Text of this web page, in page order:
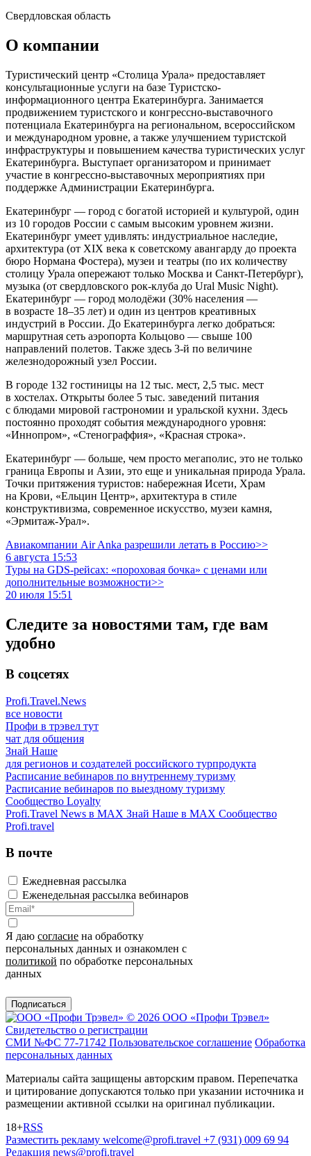
Свердловская область
О компании
Туристический центр «Столица Урала» предоставляет
консультационные услуги на базе Туристско-
информационного центра Екатеринбурга. Занимается
продвижением туристского и конгрессно-выставочного
потенциала Екатеринбурга на региональном, всероссийском
и международном уровне, а также улучшением туристской
инфраструктуры и повышением качества туристических услуг
Екатеринбурга. Выступает организатором и принимает
участие в конгрессно-выставочных мероприятиях при
поддержке Администрации Екатеринбурга.
Екатеринбург — город с богатой историей и культурой, один
из 10 городов России с самым высоким уровнем жизни.
Екатеринбург умеет удивлять: индустриальное наследие,
архитектура (от XIX века к советскому авангарду до проекта
бюро Нормана Фостера), музеи и театры (по их количеству
столицу Урала опережают только Москва и Санкт-Петербург),
музыка (от свердловского рок-клуба до Ural Music Night).
Екатеринбург — город молодёжи (30% населения —
в возрасте 18–35 лет) и один из центров креативных
индустрий в России. До Екатеринбурга легко добраться:
маршрутная сеть аэропорта Кольцово — свыше 100
направлений полетов. Также здесь 3-й по величине
железнодорожный узел России.
В городе 132 гостиницы на 12 тыс. мест, 2,5 тыс. мест
в хостелах. Открыты более 5 тыс. заведений питания
с блюдами мировой гастрономии и уральской кухни. Здесь
постоянно проходят события международного уровня:
«Иннопром», «Стенограффия», «Красная строка».
Екатеринбург — больше, чем просто мегаполис, это не только
граница Европы и Азии, это еще и уникальная природа Урала.
Точки притяжения туристов: набережная Исети, Храм
на Крови, «Ельцин Центр», архитектура в стиле
конструктивизма, современное искусство, музеи камня,
«Эрмитаж-Урал».
Авиакомпании Air Anka разрешили летать в Россию>>
6 августа 15:53
Туры на GDS-рейсах: «пороховая бочка» с ценами или
дополнительные возможности>>
20 июля 15:51
Следите за новостями там, где вам
удобно
В соцсетях
Profi.Travel.News
все новости
Профи в трэвел тут
чат для общения
Знай Наше
для регионов и создателей российского турпродукта
Расписание вебинаров по внутреннему туризму
Расписание вебинаров по выездному туризму
Сообщество Loyalty
Profi.Travel News в MAX Знай Наше в MAX Сообщество
Profi.travel
В почте
Ежедневная рассылка
Еженедельная рассылка вебинаров
Я даю согласие на обработку
персональных данных и ознакомлен с
политикой по обработке персональных
данных
Подписаться
© 2026 ООО «Профи Трэвeл»
Свидетельство о регистрации
СМИ №ФС 77-71742 Пользовательское соглашение Обработка
персональных данных
Материалы сайта защищены авторским правом. Перепечатка
и цитирование допускаются только при указании источника и
размещении активной ссылки на оригинал публикации.
18+RSS
Разместить рекламу welcome@profi.travel +7 (931) 009 69 94
Редакция news@profi.travel